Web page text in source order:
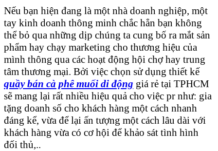
Nếu bạn hiện đang là một nhà doanh nghiệp, một
tay kinh doanh thông minh chắc hẳn bạn không
thể bỏ qua những dịp chúng ta cung bố ra mắt sản
phẩm hay chạy marketing cho thương hiệu của
mình thông qua các hoạt động hội chợ hay trung
tâm thương mại. Bởi việc chọn sử dụng thiết kế
quầy bán cà phê muối di động giá rẻ tại TPHCM
sẽ mang lại rất nhiều hiệu quả cho việc pr như: gia
tặng doanh số cho khách hàng một cách nhanh
đáng kể, vừa để lại ấn tượng một cách lâu dài với
khách hàng vừa có cơ hội để khảo sát tình hình
đối thủ,..